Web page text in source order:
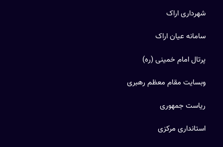
شهرداری اراک
سامانه عیان اراک
پرتال امام خمینی (ره)
وبسایت مقام معظم رهبری
ریاست جمهوری
استانداری مرکزی